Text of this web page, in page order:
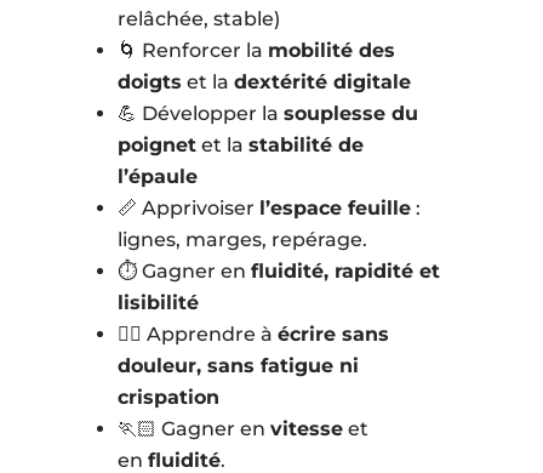
relâchée, stable)
🌀 Renforcer la mobilité des
doigts et la dextérité digitale
💪 Développer la souplesse du
poignet et la stabilité de
l’épaule
📏 Apprivoiser l’espace feuille :
lignes, marges, repérage.
⏱️ Gagner en fluidité, rapidité et
lisibilité
🧘‍♀️ Apprendre à écrire sans
douleur, sans fatigue ni
crispation
🏃🏻‍ Gagner en vitesse et
en fluidité.